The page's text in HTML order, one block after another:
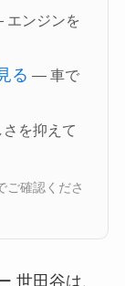
ンジンを
る — 車で
を抑えて
ご確認くださ
世田谷は、